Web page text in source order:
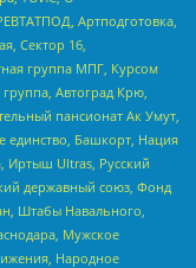
Артподготовка,
Сектор 16,
группа МПГ, Курсом
Автоград Крю,
пансионат Ак Умут,
единство, Башкорт, Нация
Иртыш Ultras, Русский
державный союз, Фонд
Штабы Навального,
Мужское
Народное